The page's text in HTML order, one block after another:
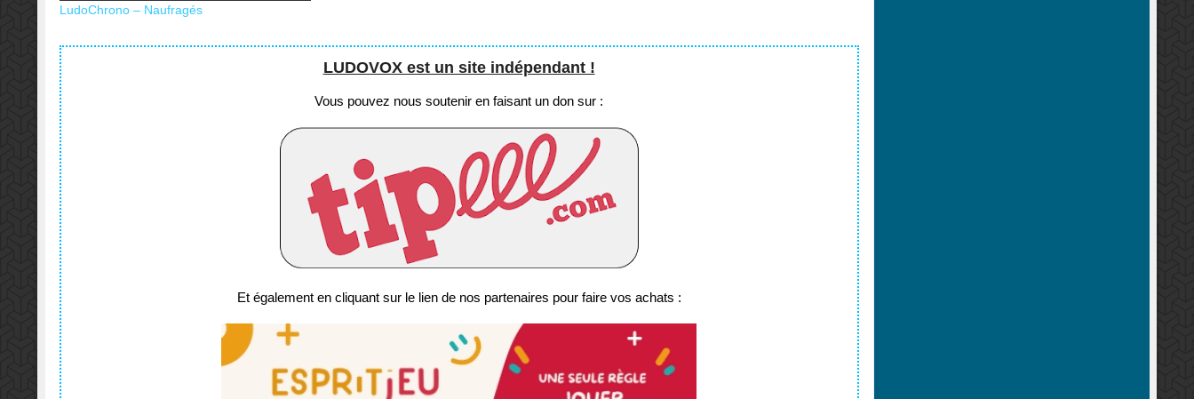
LudoChrono – Naufragés
LUDOVOX est un site indépendant !
Vous pouvez nous soutenir en faisant un don sur :
Et également en cliquant sur le lien de nos partenaires pour faire vos achats :